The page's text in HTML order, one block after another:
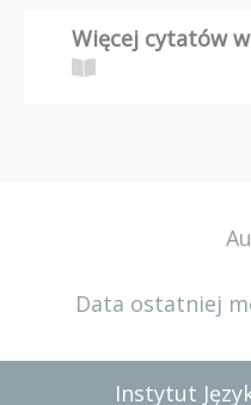
Więcej cytatów
Data ostatniej
Instytut